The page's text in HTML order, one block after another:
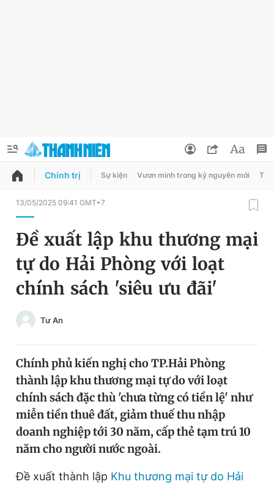
QUẢNG CÁO ĐẶT BÁO
Chuyên mục
Chuyên mục khác
Chào ngày mới
Video Magazine
Sản phẩm khác
Đổi mật khẩu
Tin đã lưu
Chính trị Sự kiện Vươn mình trong kỷ nguyên mới
13/05/2025 09:41 GMT+7
Đề xuất lập khu thương mại
tự do Hải Phòng với loạt
chính sách 'siêu ưu đãi'
Tư An
Chính phủ kiến nghị cho TP.Hải Phòng
thành lập khu thương mại tự do với loạt
chính sách đặc thù 'chưa từng có tiền lệ' như
miễn tiền thuê đất, giảm thuế thu nhập
doanh nghiệp tới 30 năm, cấp thẻ tạm trú 10
năm cho người nước ngoài.
Đề xuất thành lập Khu thương mại tự do Hải